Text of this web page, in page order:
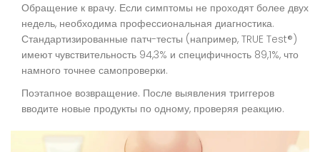
Обращение к врачу. Если симптомы не проходят более двух
недель, необходима профессиональная диагностика.
Стандартизированные патч-тесты (например, TRUE Test®)
имеют чувствительность 94,3% и специфичность 89,1%, что
намного точнее самопроверки.
Поэтапное возвращение. После выявления триггеров
вводите новые продукты по одному, проверяя реакцию.